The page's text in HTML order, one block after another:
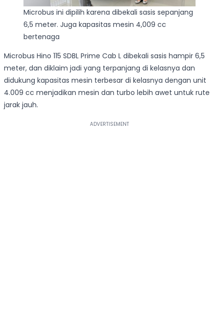
Microbus ini dipilih karena dibekali sasis sepanjang
6,5 meter. Juga kapasitas mesin 4,009 cc
bertenaga
Microbus Hino 115 SDBL Prime Cab L dibekali sasis hampir 6,5
meter, dan diklaim jadi yang terpanjang di kelasnya dan
didukung kapasitas mesin terbesar di kelasnya dengan unit
4.009 cc menjadikan mesin dan turbo lebih awet untuk rute
jarak jauh.